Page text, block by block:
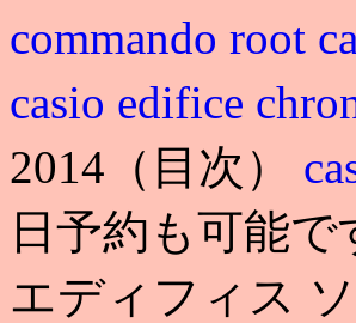
commando root
casio edifice
2014（目次）
日予約も可能で
エディフィス